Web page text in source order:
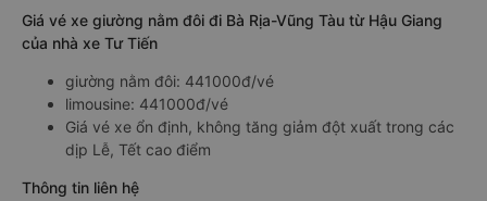
Giá vé xe giường nằm đôi đi Bà Rịa-Vũng Tàu từ Hậu Giang
của nhà xe Tư Tiến
giường nằm đôi: 441000đ/vé
limousine: 441000đ/vé
Giá vé xe ổn định, không tăng giảm đột xuất trong các
dịp Lễ, Tết cao điểm
Thông tin liên hệ